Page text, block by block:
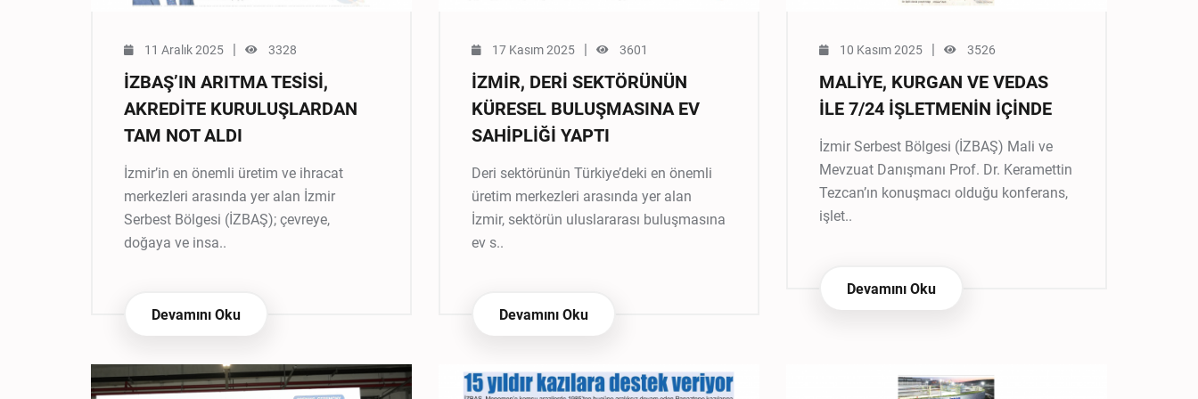
11 Aralık 2025 | 3328
İZBAŞ’IN ARITMA TESİSİ,
AKREDİTE KURULUŞLARDAN
TAM NOT ALDI
İzmir’in en önemli üretim ve ihracat
merkezleri arasında yer alan İzmir
Serbest Bölgesi (İZBAŞ); çevreye,
doğaya ve insa..
Devamını Oku
17 Kasım 2025 | 3601
İZMİR, DERİ SEKTÖRÜNÜN
KÜRESEL BULUŞMASINA EV
SAHİPLİĞİ YAPTI
Deri sektörünün Türkiye’deki en önemli
üretim merkezleri arasında yer alan
İzmir, sektörün uluslararası buluşmasına
ev s..
Devamını Oku
10 Kasım 2025 | 3526
MALİYE, KURGAN VE VEDAS
İLE 7/24 İŞLETMENİN İÇİNDE
İzmir Serbest Bölgesi (İZBAŞ) Mali ve
Mevzuat Danışmanı Prof. Dr. Keramettin
Tezcan’ın konuşmacı olduğu konferans,
işlet..
Devamını Oku